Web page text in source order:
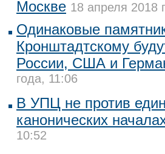
Москве 18 апреля 2018
Одинаковые
Кронштадтскому
России, США и
года, 11:06
В УПЦ не против
канонических
10:52